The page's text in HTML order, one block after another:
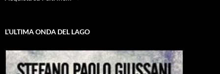
L’ULTIMA ONDA DEL LAGO